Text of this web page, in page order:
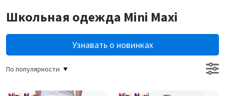
Школьная одежда Mini Maxi
Узнавать о новинках
По популярности